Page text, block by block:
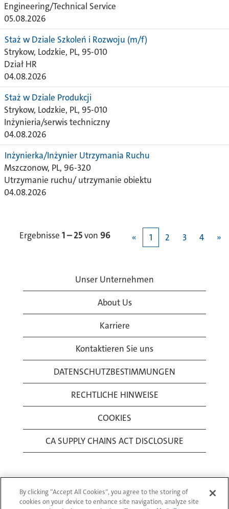
Engineering/Technical Service
05.08.2026
Staż w Dziale Szkoleń i Rozwoju (m/f)
Strykow, Lodzkie, PL, 95-010
Dział HR
04.08.2026
Staż w Dziale Produkcji
Strykow, Lodzkie, PL, 95-010
Inżynieria/serwis techniczny
04.08.2026
Inżynierka/Inżynier Utrzymania Ruchu
Mszczonow, PL, 96-320
Utrzymanie ruchu/ utrzymanie obiektu
04.08.2026
Ergebnisse 1 – 25von 96 « 1 2 3 4 »
Unser Unternehmen
About Us
Karriere
Kontaktieren Sie uns
DATENSCHUTZBESTIMMUNGEN
RECHTLICHE HINWEISE
COOKIES
CA SUPPLY CHAINS ACT DISCLOSURE
By clicking “Accept All Cookies”, you agree to the storing of
cookies on your device to enhance site navigation, analyze site